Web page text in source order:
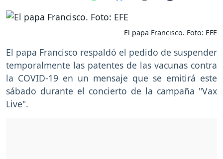
El papa Francisco. Foto: EFE
El papa Francisco respaldó el pedido de suspender
temporalmente las patentes de las vacunas contra
la COVID-19 en un mensaje que se emitirá este
sábado durante el concierto de la campaña "Vax
Live".